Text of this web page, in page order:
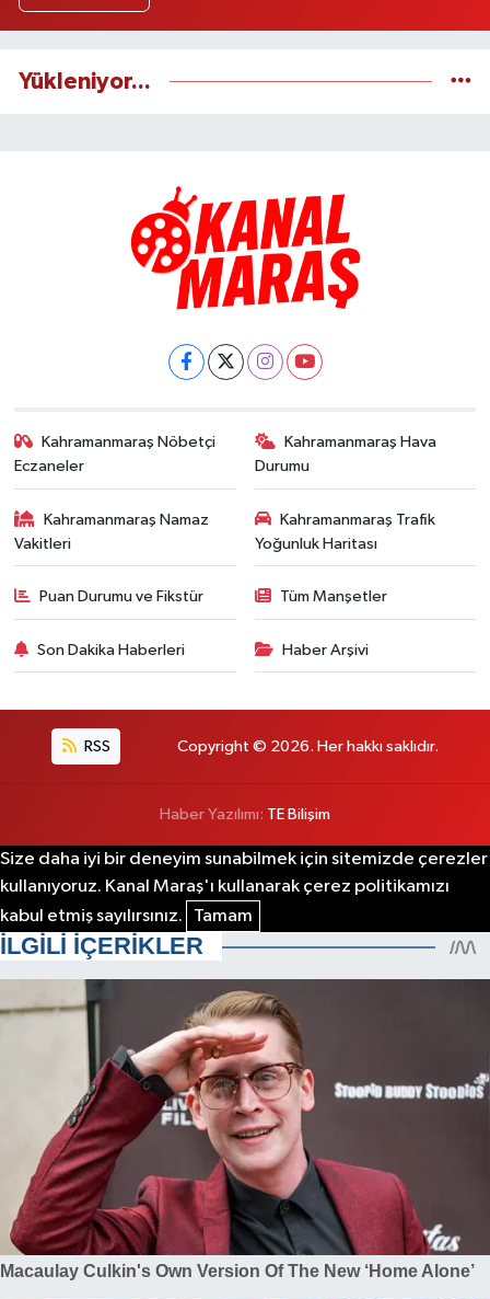
Yükleniyor...
Kahramanmaraş Nöbetçi
Eczaneler
Kahramanmaraş Hava
Durumu
Kahramanmaraş Namaz
Vakitleri
Kahramanmaraş Trafik
Yoğunluk Haritası
Puan Durumu ve Fikstür Tüm Manşetler
Son Dakika Haberleri Haber Arşivi
RSS Copyright © 2026. Her hakkı saklıdır.
Haber Yazılımı: TE Bilişim
Size daha iyi bir deneyim sunabilmek için sitemizde çerezler
kullanıyoruz. Kanal Maraş'ı kullanarak çerez politikamızı
kabul etmiş sayılırsınız.
Tamam